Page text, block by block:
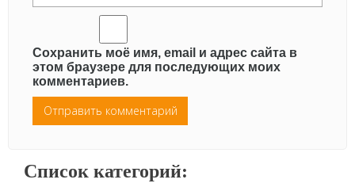
Сохранить моё имя, email и адрес сайта в
этом браузере для последующих моих
комментариев.
Список категорий: